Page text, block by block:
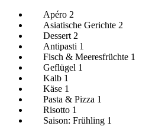
Apéro 2
Asiatische Gerichte 2
Dessert 2
Antipasti 1
Fisch & Meeresfrüchte 1
Geflügel 1
Kalb 1
Käse 1
Pasta & Pizza 1
Risotto 1
Saison: Frühling 1